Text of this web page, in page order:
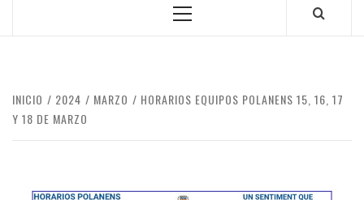
POLANENS
Menú
INICIO 2024 MARZO
HORARIOS EQUIPOS POLANENS 15, 16, 17
Y 18 DE MARZO